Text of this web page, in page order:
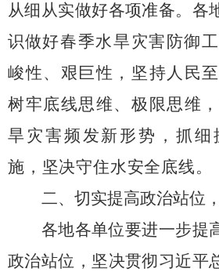
从细从实做好各项准备。 各
识做好春季水旱灾害防御
峻性、艰巨性，坚持人民
树牢底线思维、极限思维
旱灾害频发新形势，抓细
施，坚决守住水安全底线。
二、切实提高政治站位
各地各单位要进一步提
政治站位，坚决贯彻习近平